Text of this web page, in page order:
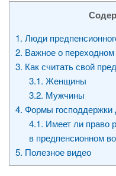
1. Люди
2. Важное о
3. Как считать свой
3.1. Женщины
3.2. Мужчины
4. Формы господдержки
4.1. Имеет ли право
в предпенсионном
5. Полезное видео